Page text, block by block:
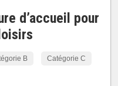
d’accueil pour
B Catégorie C